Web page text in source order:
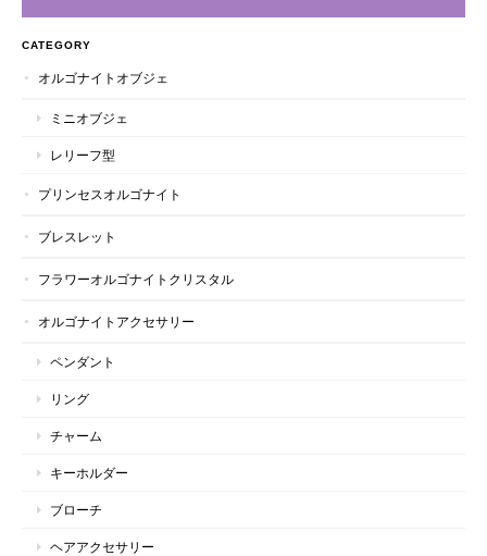
CATEGORY
オルゴナイトオブジェ
ミニオブジェ
レリーフ型
プリンセスオルゴナイト
ブレスレット
フラワーオルゴナイトクリスタル
オルゴナイトアクセサリー
ペンダント
リング
チャーム
キーホルダー
ブローチ
ヘアアクセサリー